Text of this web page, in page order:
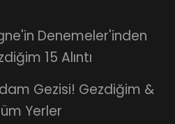
Denemeler'inden
15 Alıntı
Gezisi! Gezdiğim &
Yerler